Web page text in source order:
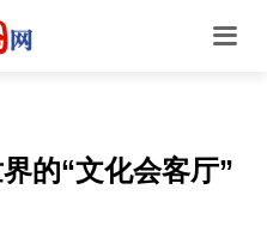
的“文化会客厅”